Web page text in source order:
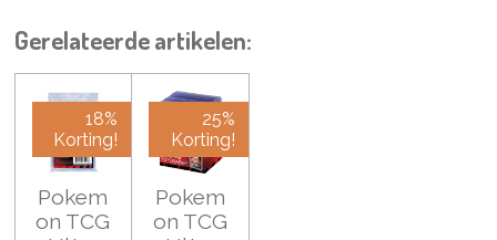
Gerelateerde artikelen:
18%
Korting!
Pokem
on TCG
25%
Korting!
Pokem
on TCG